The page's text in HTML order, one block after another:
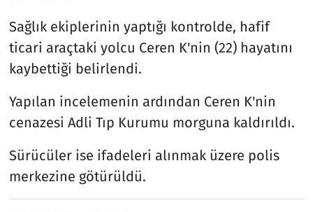
Sağlık ekiplerinin yaptığı kontrolde, hafif
ticari araçtaki yolcu Ceren K'nin (22) hayatını
kaybettiği belirlendi.
Yapılan incelemenin ardından Ceren K'nin
cenazesi Adli Tıp Kurumu morguna kaldırıldı.
Sürücüler ise ifadeleri alınmak üzere polis
merkezine götürüldü.